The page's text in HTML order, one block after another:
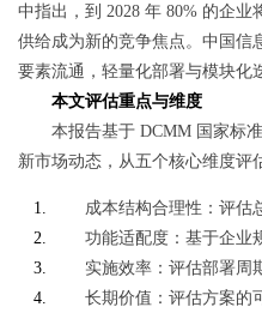
d
中指出，到 2028 年 80% 的企
供给成为新的竞争焦点。中国信
要素流通，轻量化部署与模块化
本文评估重点与维度
本报告基于 DCMM 国家标
新市场动态，从五个核心维度评
成本结构合理性：评估
功能适配度：基于企业
实施效率：评估部署周
长期价值：评估方案的